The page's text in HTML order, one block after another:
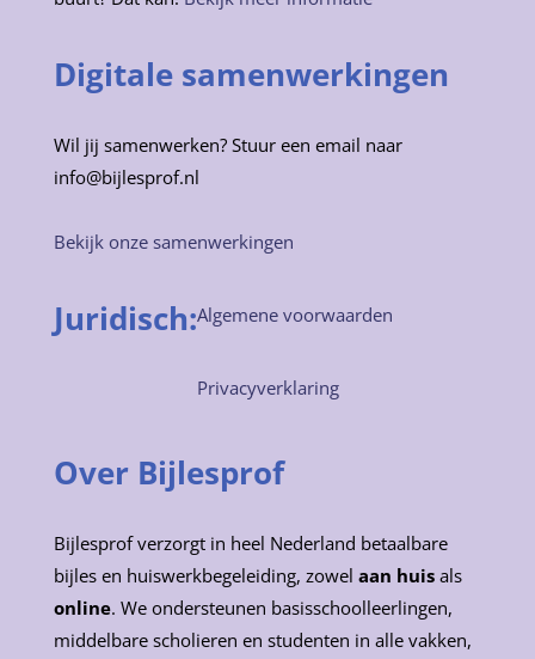
Digitale samenwerkingen
Wil jij samenwerken? Stuur een email naar
info@bijlesprof.nl
Bekijk onze samenwerkingen
Juridisch:Algemene voorwaarden
Privacyverklaring
Over Bijlesprof
Bijlesprof verzorgt in heel Nederland betaalbare
bijles en huiswerkbegeleiding, zowel aan huisals
online. We ondersteunen basisschoolleerlingen,
middelbare scholieren en studenten in alle vakken,